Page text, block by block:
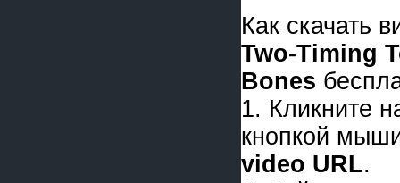
Как скачать
Two-Timing
Bones
1. Кликните
кнопкой
video URL.